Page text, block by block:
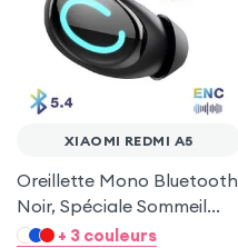
XIAOMI REDMI A5
Oreillette Mono Bluetooth
Noir, Spéciale Sommeil
pour Xiaomi Redmi A5
+ 3 couleurs